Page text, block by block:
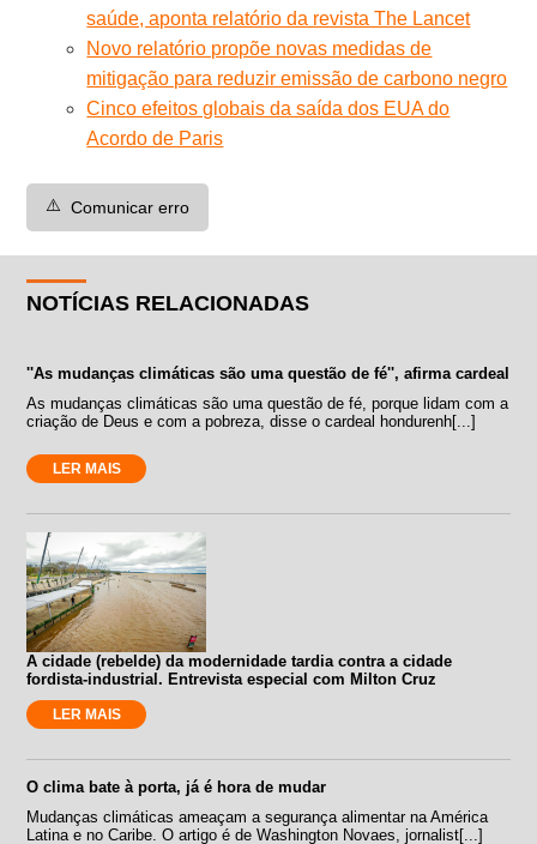
saúde, aponta relatório da revista The Lancet
Novo relatório propõe novas medidas de
mitigação para reduzir emissão de carbono negro
Cinco efeitos globais da saída dos EUA do
Acordo de Paris
⚠️ Comunicar erro
NOTÍCIAS RELACIONADAS
''As mudanças climáticas são uma questão de fé'', afirma cardeal
As mudanças climáticas são uma questão de fé, porque lidam com a
criação de Deus e com a pobreza, disse o cardeal hondurenh[...]
LER MAIS
A cidade (rebelde) da modernidade tardia contra a cidade
fordista-industrial. Entrevista especial com Milton Cruz
LER MAIS
O clima bate à porta, já é hora de mudar
Mudanças climáticas ameaçam a segurança alimentar na América
Latina e no Caribe. O artigo é de Washington Novaes, jornalist[...]